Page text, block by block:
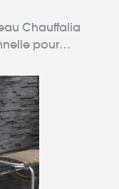
Chauffalia
pour